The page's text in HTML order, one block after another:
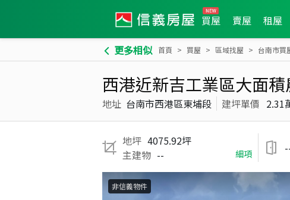
買屋 賣屋 租屋
更多相似 首頁 買屋 區域找屋 台南市買
西港近新吉工業區大面
地址 台南市西港區東埔段 建坪單價 2.31
地坪 4075.92坪
主建物 -- 細項
非信義物件